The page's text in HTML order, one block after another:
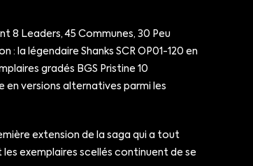
8 Leaders, 45 Communes, 30 Peu
la légendaire Shanks SCR OP01-120 en
gradés BGS Pristine 10
en versions alternatives parmi les
extension de la saga qui a tout
exemplaires scellés continuent de se